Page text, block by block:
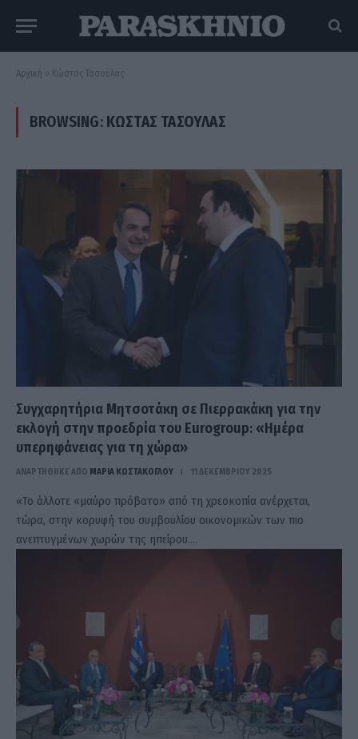
Αρχική » Κώστας Τασούλας
BROWSING: ΚΏΣΤΑΣ ΤΑΣΟΎΛΑΣ
Συγχαρητήρια Μητσοτάκη σε Πιερρακάκη για την
εκλογή στην προεδρία του Eurogroup: «Ημέρα
υπερηφάνειας για τη χώρα»
ΑΝΑΡΤΗΘΗΚΕ ΑΠΟ ΜΑΡΊΑ ΚΩΣΤΆΚΟΓΛΟΥ 11 ΔΕΚΕΜΒΡΊΟΥ 2025
«Το άλλοτε «μαύρο πρόβατο» από τη χρεοκοπία ανέρχεται,
τώρα, στην κορυφή του συμβουλίου οικονομικών των πιο
ανεπτυγμένων χωρών της ηπείρου.…